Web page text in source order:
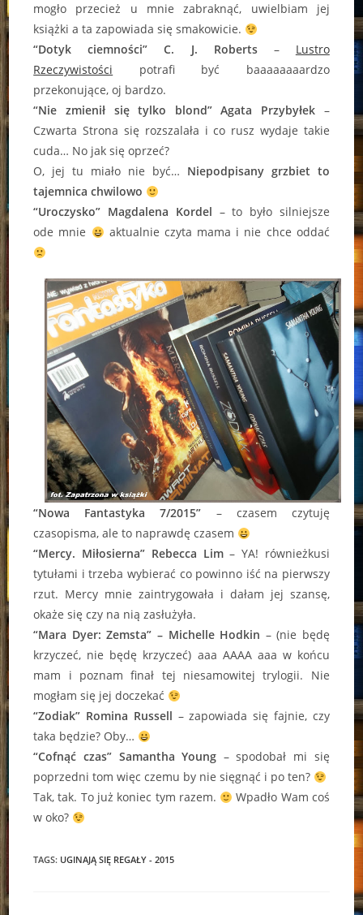
mogło przecież u mnie zabraknąć, uwielbiam jej
książki a ta zapowiada się smakowicie.
“Dotyk ciemności” C. J. Roberts– Lustro
Rzeczywistości potrafi być baaaaaaaardzo
przekonujące, oj bardzo.
“Nie zmienił się tylko blond” Agata Przybyłek –
Czwarta Strona się rozszalała i co rusz wydaje takie
cuda… No jak się oprzeć?
O, jej tu miało nie być… Niepodpisany grzbiet to
tajemnica chwilowo
“Uroczysko” Magdalena Kordel – to było silniejsze
ode mnie
aktualnie czyta mama i nie chce oddać
“Nowa Fantastyka 7/2015” – czasem czytuję
czasopisma, ale to naprawdę czasem
“Mercy. Miłosierna” Rebecca Lim– YA! równieżkusi
tytułami i trzeba wybierać co powinno iść na pierwszy
rzut. Mercy mnie zaintrygowała i dałam jej szansę,
okaże się czy na nią zasłużyła.
“Mara Dyer: Zemsta” – Michelle Hodkin – (nie będę
krzyczeć, nie będę krzyczeć) aaa AAAA aaa w końcu
mam i poznam finał tej niesamowitej trylogii. Nie
mogłam się jej doczekać
“Zodiak” Romina Russell – zapowiada się fajnie, czy
taka będzie? Oby…
“Cofnąć czas” Samantha Young – spodobał mi się
poprzedni tom więc czemu by nie sięgnąć i po ten?
Tak, tak. To już koniec tym razem.
Wpadło Wam coś
w oko?
TAGS: UGINAJĄ SIĘ REGAŁY - 2015